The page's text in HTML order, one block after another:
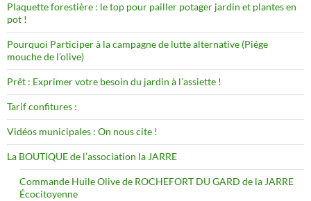
Plaquette forestière : le top pour pailler potager jardin et plantes en
pot !
Pourquoi Participer à la campagne de lutte alternative (Piége
mouche de l’olive)
Prêt : Exprimer votre besoin du jardin à l’assiette !
Tarif confitures :
Vidéos municipales : On nous cite !
La BOUTIQUE de l’association la JARRE
Commande Huile Olive de ROCHEFORT DU GARD de la JARRE
Écocitoyenne